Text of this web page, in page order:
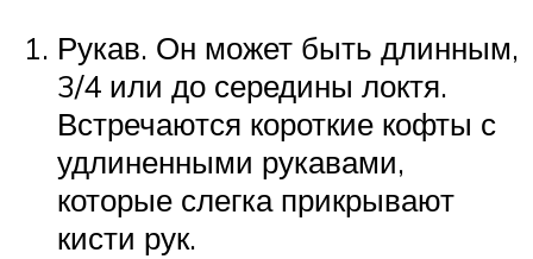
Рукав. Он может быть длинным,
3/4 или до середины локтя.
Встречаются короткие кофты с
удлиненными рукавами,
которые слегка прикрывают
кисти рук.